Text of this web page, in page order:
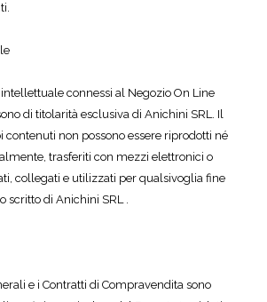
connessi al Negozio On Line
di titolarità esclusiva di Anichini SRL. Il
contenuti non possono essere riprodotti né
trasferiti con mezzi elettronici o
collegati e utilizzati per qualsivoglia fine
scritto di Anichini SRL .
e i Contratti di Compravendita sono